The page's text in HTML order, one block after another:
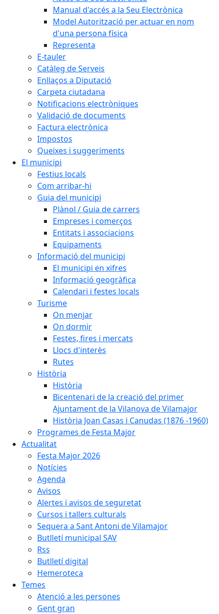
Manual d'accés a la Seu Electrònica
Model Autorització per actuar en nom
d'una persona física
Representa
E-tauler
Catàleg de Serveis
Enllaços a Diputació
Carpeta ciutadana
Notificacions electròniques
Validació de documents
Factura electrònica
Impostos
Queixes i suggeriments
El municipi
Festius locals
Com arribar-hi
Guia del municipi
Plànol / Guia de carrers
Empreses i comerços
Entitats i associacions
Equipaments
Informació del municipi
El municipi en xifres
Informació geogràfica
Calendari i festes locals
Turisme
On menjar
On dormir
Festes, fires i mercats
Llocs d'interès
Rutes
Història
Història
Bicentenari de la creació del primer
Ajuntament de la Vilanova de Vilamajor
Història Joan Casas i Canudas (1876 -1960)
Programes de Festa Major
Actualitat
Festa Major 2026
Notícies
Agenda
Avisos
Alertes i avisos de seguretat
Cursos i tallers culturals
Sequera a Sant Antoni de Vilamajor
Butlletí municipal SAV
Rss
Butlletí digital
Hemeroteca
Temes
Atenció a les persones
Gent gran